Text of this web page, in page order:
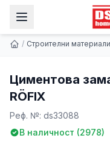
/ Строителни материали
Циментова
RÖFIX
Реф. №: ds33088
В наличност (2978)
4.33 € | 8.47